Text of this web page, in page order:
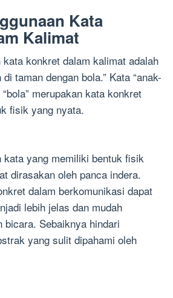
Kata
Kalimat
kata konkret dalam kalimat adalah
taman dengan bola.” Kata “anak-
“bola” merupakan kata konkret
fisik yang nyata.
kata yang memiliki bentuk fisik
dirasakan oleh panca indera.
dalam berkomunikasi dapat
lebih jelas dan mudah
bicara. Sebaiknya hindari
yang sulit dipahami oleh